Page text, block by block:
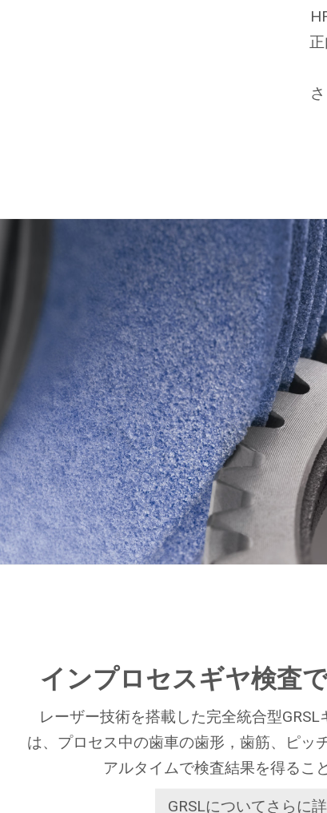
インプロセスギヤ検査
レーザー技術を搭載した完全統合型
は、プロセス中の歯車の歯形，歯筋、ピッ
アルタイムで検査結果を得るこ
GRSLについてさらに詳